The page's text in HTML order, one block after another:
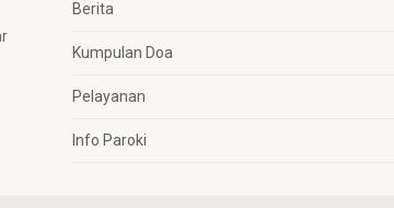
Berita
Kumpulan Doa
Pelayanan
Info Paroki